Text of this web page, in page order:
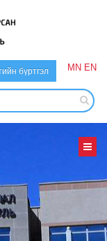
бүртгэл MN EN